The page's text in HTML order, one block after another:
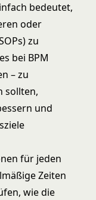
bedeutet,
oder
zu
bei BPM
– zu
sollten,
und
für jeden
Zeiten
wie die